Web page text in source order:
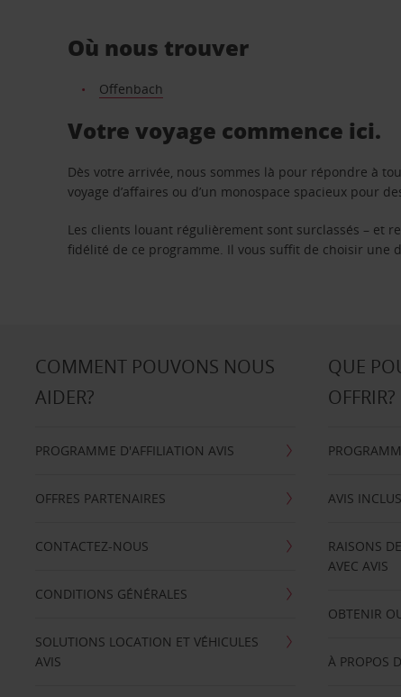
Où nous trouver
Offenbach
Votre voyage commence ici.
Dès votre arrivée, nous sommes là pour répondre à
voyage d’affaires ou d’un monospace spacieux pour
Les clients louant régulièrement sont surclassés – et
fidélité de ce programme. Il vous suffit de choisir une
COMMENT POUVONS NOUS
AIDER?
PROGRAMME D'AFFILIATION AVIS
OFFRES PARTENAIRES
CONTACTEZ-NOUS
CONDITIONS GÉNÉRALES
SOLUTIONS LOCATION ET VÉHICULES
AVIS
QUE
OFFRIR?
AVIS
RAISONS
AVEC AVIS
OBTENIR
À PROPOS